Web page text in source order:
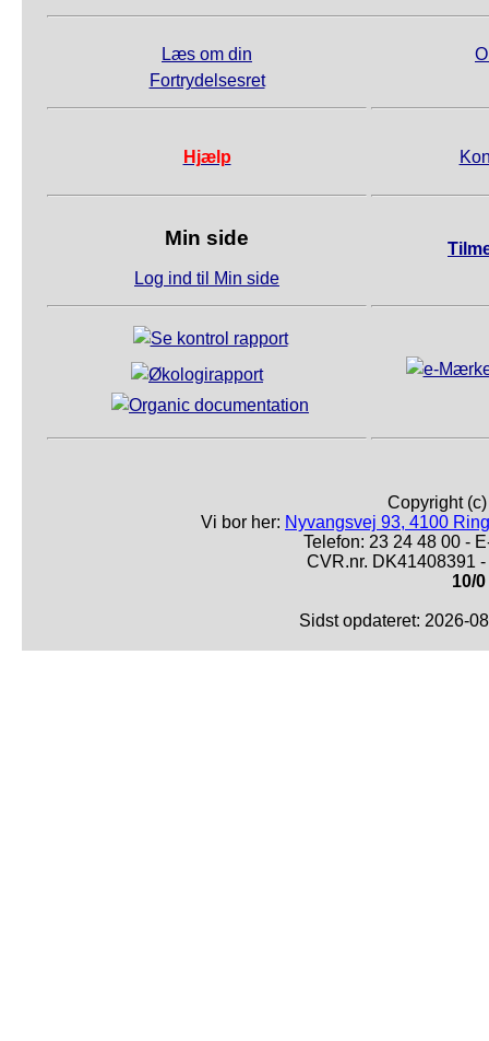
Læs om din
Fortrydelsesret
Hjælp
Min side
Log ind til Min side
Copyright
Vi bor her: Nyvangsvej 93, 4100
Telefon: 23 24 48 00 -
CVR.nr. DK41408391
10/0
Sidst opdateret: 2026-